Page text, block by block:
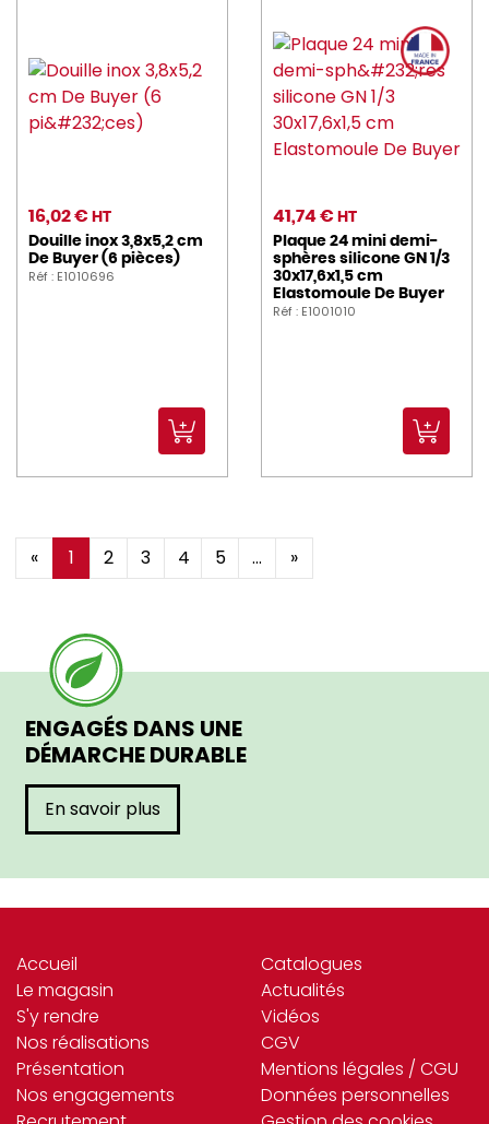
16,02 € HT
Douille inox 3,8x5,2 cm
De Buyer (6 pièces)
Réf : E1010696
41,74 € HT
Plaque 24 mini demi-
sphères silicone GN 1/3
30x17,6x1,5 cm
Elastomoule De Buyer
Réf : E1001010
« 1 2 3 4 5 ... »
ENGAGÉS DANS UNE
DÉMARCHE DURABLE
En savoir plus
Accueil
Le magasin
S'y rendre
Nos réalisations
Présentation
Nos engagements
Catalogues
Actualités
Vidéos
CGV
Mentions légales / CGU
Données personnelles